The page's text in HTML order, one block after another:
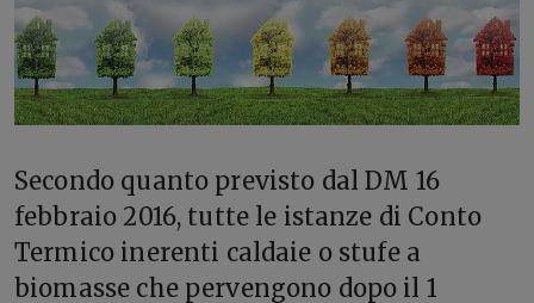
Secondo quanto previsto dal DM 16
febbraio 2016, tutte le istanze di Conto
Termico inerenti caldaie o stufe a
biomasse che pervengono dopo il 1